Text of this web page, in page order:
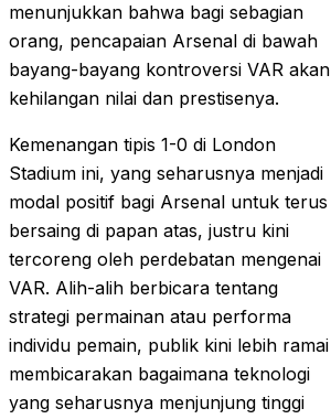
menunjukkan bahwa bagi sebagian
orang, pencapaian Arsenal di bawah
bayang-bayang kontroversi VAR akan
kehilangan nilai dan prestisenya.
Kemenangan tipis 1-0 di London
Stadium ini, yang seharusnya menjadi
modal positif bagi Arsenal untuk terus
bersaing di papan atas, justru kini
tercoreng oleh perdebatan mengenai
VAR. Alih-alih berbicara tentang
strategi permainan atau performa
individu pemain, publik kini lebih ramai
membicarakan bagaimana teknologi
yang seharusnya menjunjung tinggi